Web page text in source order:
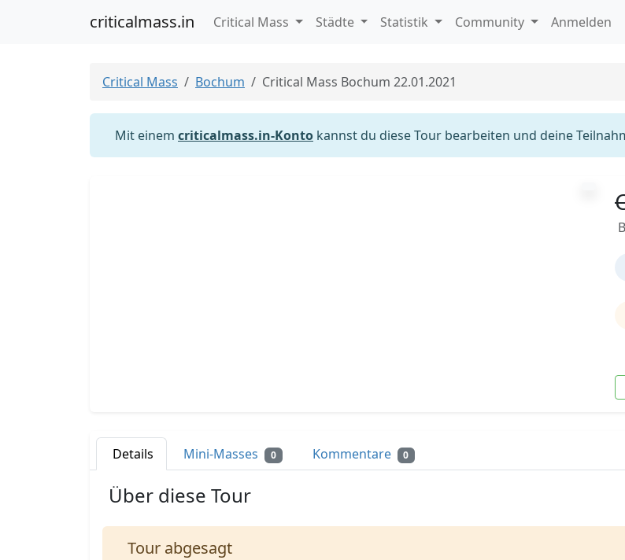
criticalmass.in Critical Mass Städte Statistik Community Anmelden
Critical Mass Bochum Critical Mass Bochum 22.01.2021
Mit einem criticalmass.in-Konto kannst du diese Tour bearbeiten und deine
Details Mini-Masses 0 Kommentare 0
Über diese Tour
Tour abgesagt